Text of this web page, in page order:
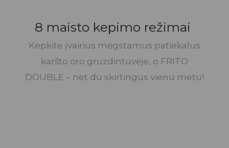
8 maisto kepimo režimai
Kepkite įvairius mėgstamus patiekalus
karšto oro gruzdintuvėje, o FRITO
DOUBLE – net du skirtingus vienu metu!